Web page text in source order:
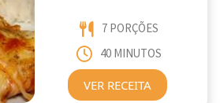
7 PORÇÕES
40 MINUTOS
VER RECEITA